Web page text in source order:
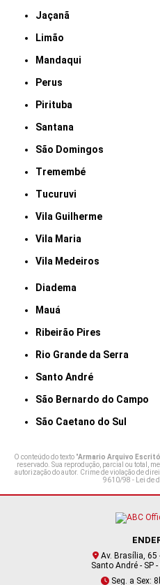
Jaçanã
Limão
Mandaqui
Perus
Pirituba
Santana
São Domingos
Tremembé
Tucuruvi
Vila Guilherme
Vila Maria
Vila Medeiros
Diadema
Mauá
Ribeirão Pires
Rio Grande da Serra
Santo André
São Bernardo do Campo
São Caetano do Sul
O conteúdo do texto "Armario Arquivo
reservado. Sua reprodução, parcial ou total,
autorização do autor. Crime de violação de
9610/98 - Lei de
Av. Brasília, 65
Santo André - SP
Seg. a Sex: